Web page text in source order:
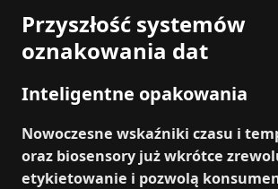
Przyszłość systemów
oznakowania dat
Inteligentne opakowania
Nowoczesne wskaźniki czasu i
oraz biosensory już wkrótce
etykietowanie i pozwolą